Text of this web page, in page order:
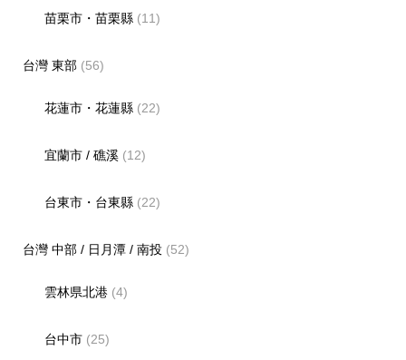
苗栗市・苗栗縣 (11)
台灣 東部(56)
花蓮市・花蓮縣 (22)
宜蘭市 / 礁溪 (12)
台東市・台東縣 (22)
台灣 中部 / 日月潭 / 南投(52)
雲林県北港 (4)
台中市 (25)